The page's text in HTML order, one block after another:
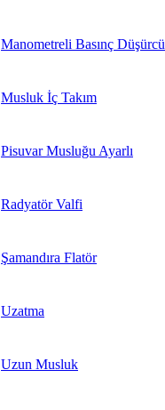
Manometreli Basınç Düşürcü
Musluk İç Takım
Pisuvar Musluğu Ayarlı
Radyatör Valfi
Şamandıra Flatör
Uzatma
Uzun Musluk